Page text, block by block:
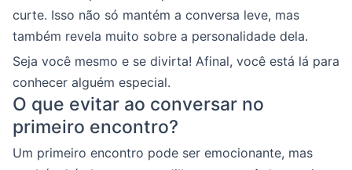
curte. Isso não só mantém a conversa leve, mas
também revela muito sobre a personalidade dela.
Seja você mesmo e se divirta! Afinal, você está lá para
conhecer alguém especial.
O que evitar ao conversar no
primeiro encontro?
Um primeiro encontro pode ser emocionante, mas